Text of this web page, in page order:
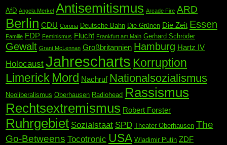
AfD Angela Merkel Antisemitismus Arcade Fire ARD
Berlin CDU Corona Deutsche Bahn Die Grünen Die Zeit Essen
Familie FDP Feminismus Flucht Frankfurt am Main Gerhard Schröder
Gewalt Grant McLennan Großbritannien Hamburg Hartz IV
Holocaust Jahrescharts Korruption
Limerick Mord Nachruf Nationalsozialismus
Neoliberalismus Oberhausen Radiohead Rassismus
Rechtsextremismus Robert Forster
Ruhrgebiet Sozialstaat SPD Theater Oberhausen The
Go-Betweens Tocotronic USA Wladimir Putin ZDF